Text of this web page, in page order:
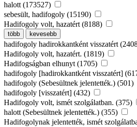
halott (173527)
sebesült, hadifogoly (15190)
Hadifogoly volt, hazatért (8188)
több kevesebb
hadifogoly hadirokkantként visszatért
Hadifogoly volt, hazatért. (1819)
Hadifogságban elhunyt (1705)
hadifogoly [hadirokkantként visszatért]
hadifogoly (Sebesültnek jelentették.) (501)
hadifogoly [visszatért] (432)
Hadifogoly volt, ismét szolgálatban. (375)
halott (Sebesültnek jelentették.) (355)
Hadifogolynak jelentették, ismét